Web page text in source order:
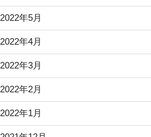
2022年5月
2022年4月
2022年3月
2022年2月
2022年1月